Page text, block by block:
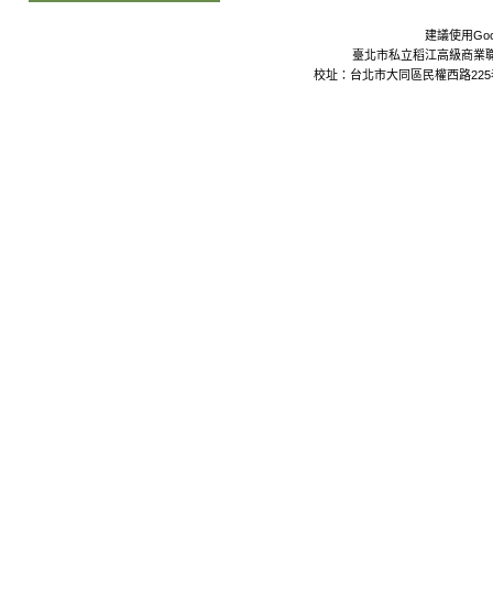
建議使用
臺北市私立稻江高級商業
校址：台北市大同區民權西路